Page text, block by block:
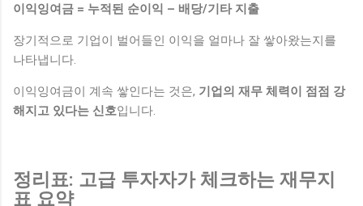
이익잉여금 = 누적된 순이익 – 배당/기타 지출
장기적으로 기업이 벌어들인 이익을 얼마나 잘 쌓아왔는지를
나타냅니다.
이익잉여금이 계속 쌓인다는 것은, 기업의 재무 체력이 점점 강
해지고 있다는 신호입니다.
정리표: 고급 투자자가 체크하는 재무지
표 요약